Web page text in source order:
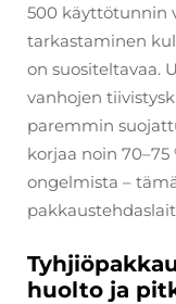
500 käyttötunnin
tarkastaminen
on suositeltavaa.
vanhojen
paremmin
korjaa noin
ongelmista –
huolto ja